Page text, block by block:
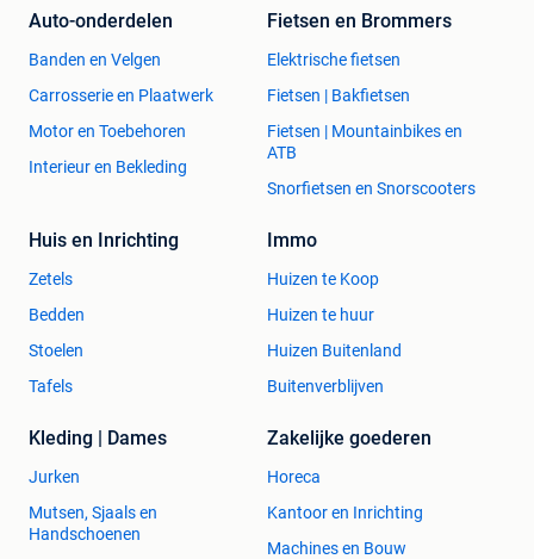
Auto-onderdelen
Banden en Velgen
Carrosserie en Plaatwerk
Motor en Toebehoren
Interieur en Bekleding
Fietsen en Brommers
Elektrische fietsen
Fietsen | Bakfietsen
Fietsen | Mountainbikes en
ATB
Snorfietsen en Snorscooters
Huis en Inrichting
Zetels
Bedden
Stoelen
Tafels
Immo
Huizen te Koop
Huizen te huur
Huizen Buitenland
Buitenverblijven
Kleding | Dames
Jurken
Mutsen, Sjaals en
Handschoenen
Zakelijke goederen
Horeca
Kantoor en Inrichting
Machines en Bouw